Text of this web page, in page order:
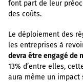
font part de leur
des coûts.
Le déploiement des
les entreprises à
devra être engagé de
13% d’entre elles,
aura même un impact